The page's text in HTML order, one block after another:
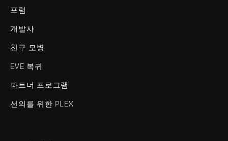
포럼
개발사
친구 모병
EVE 복귀
파트너 프로그램
선의를 위한 PLEX